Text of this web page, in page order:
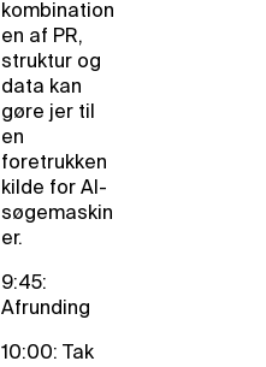
kombination
en af PR,
struktur og
data kan
gøre jer til
en
foretrukken
kilde for AI-
søgemaskin
er.
9:45:
Afrunding
10:00: Tak